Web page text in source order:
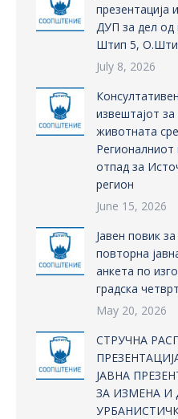
презентација
ДУП за дел од
Штип 5,
July 8, 2026
извештајот
животната
отпад за
регион
June 15, 2026
Јавен повик
повторна
анкета по
градска
May 20, 2026
СТРУЧНА
ЈАВНА
ЗА ИЗМЕНА И